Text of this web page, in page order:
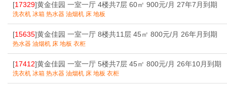
[17329]黄金佳园 一室一厅 4楼共7层 60㎡ 900元/月 27年7月到期
洗衣机 冰箱 热水器 油烟机 床 地板
[15635]黄金佳园 一室一厅 8楼共11层 45㎡ 800元/月 26年月到期
热水器 油烟机 床 地板 衣柜
[17412]黄金佳园 一室一厅 5楼共7层 45㎡ 800元/月 26年10月到期
洗衣机 冰箱 热水器 油烟机 床 地板 衣柜